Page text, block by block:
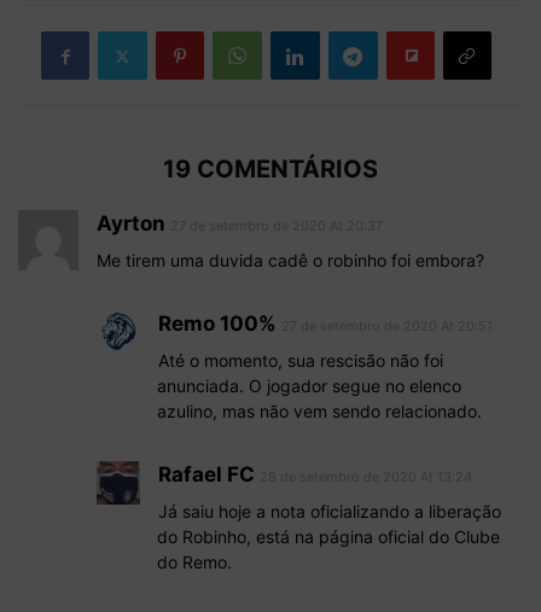
19 COMENTÁRIOS
Ayrton
Me tirem uma duvida cadê o robinho foi embora?
Remo 100%
Até o momento, sua rescisão não foi
anunciada. O jogador segue no elenco
azulino, mas não vem sendo relacionado.
Rafael FC
Já saiu hoje a nota oficializando a liberação
do Robinho, está na página oficial do Clube
do Remo.